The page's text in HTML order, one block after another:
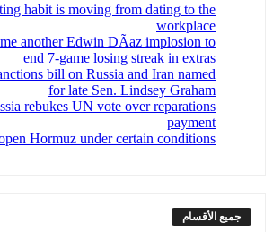
habit is moving from dating to the
workplace
another Edwin DÃ­az implosion to
end 7-game losing streak in extras
bill on Russia and Iran named
for late Sen. Lindsey Graham
rebukes UN vote over reparations
payment
Hormuz under certain conditions
جميع الأقسام